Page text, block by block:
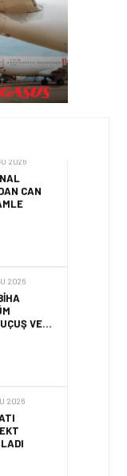
2026
2026
CAN
2026
VE
KIRILDI
2026